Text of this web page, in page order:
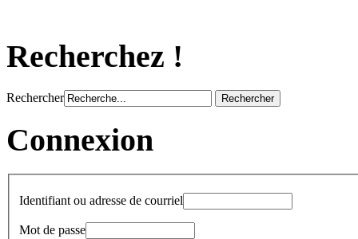
Recherchez !
Rechercher
Connexion
Identifiant ou adresse de courriel
Mot de passe